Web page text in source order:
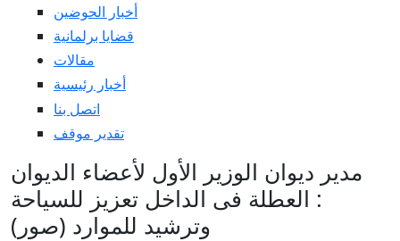
أخبار الحوضين
قضايا برلمانية
مقالات
أخبار رئيسية
اتصل بنا
تقدير موقف
مدير ديوان الوزير الأول لأعضاء الديوان
: العطلة فى الداخل تعزيز للسياحة
وترشيد للموارد (صور)